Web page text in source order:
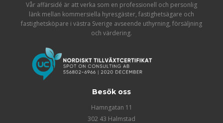
Vår affärsidé är att verka som en professionell och personlig
länk mellan kommersiella hyresgäster, fastighetsägare och
fastighetsköpare i västra Sverige avseende uthyrning, försäljning
och värdering.
Besök oss
Hamngatan 11
302 43 Halmstad